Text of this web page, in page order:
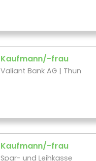
Kaufmann/-frau
Valiant Bank AG | Thun
Kaufmann/-frau
Spar- und Leihkasse